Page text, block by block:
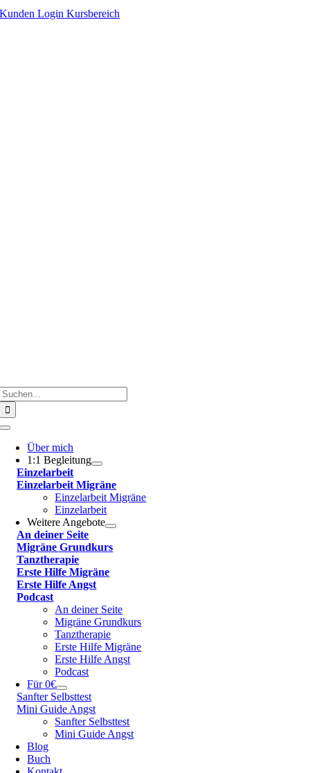
Zum
Kunden Login Kursbereich
Toggle
NavigationÜber mich
1:1 Begleitung
Einzelarbeit
Einzelarbeit Migräne
Einzelarbeit Migräne
Einzelarbeit
Weitere Angebote
An deiner Seite
Migräne Grundkurs
Tanztherapie
Erste Hilfe Migräne
Erste Hilfe Angst
Podcast
An deiner Seite
Migräne Grundkurs
Tanztherapie
Erste Hilfe Migräne
Erste Hilfe Angst
Podcast
Für 0€
Sanfter Selbsttest
Mini Guide Angst
Sanfter Selbsttest
Mini Guide Angst
Blog
Buch